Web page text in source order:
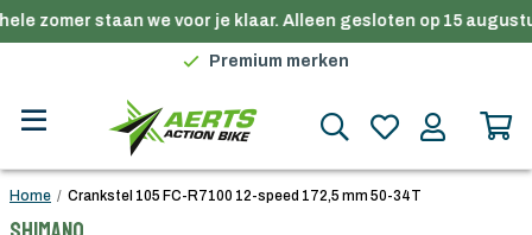
zomer staan we voor je klaar. Alleen gesloten op 15
Gratis verzending in België vanaf €100
Premium merken
Gratis verzending in België vanaf €100
Home / Crankstel 105 FC-R7100 12-speed 172,5 mm 50-34T